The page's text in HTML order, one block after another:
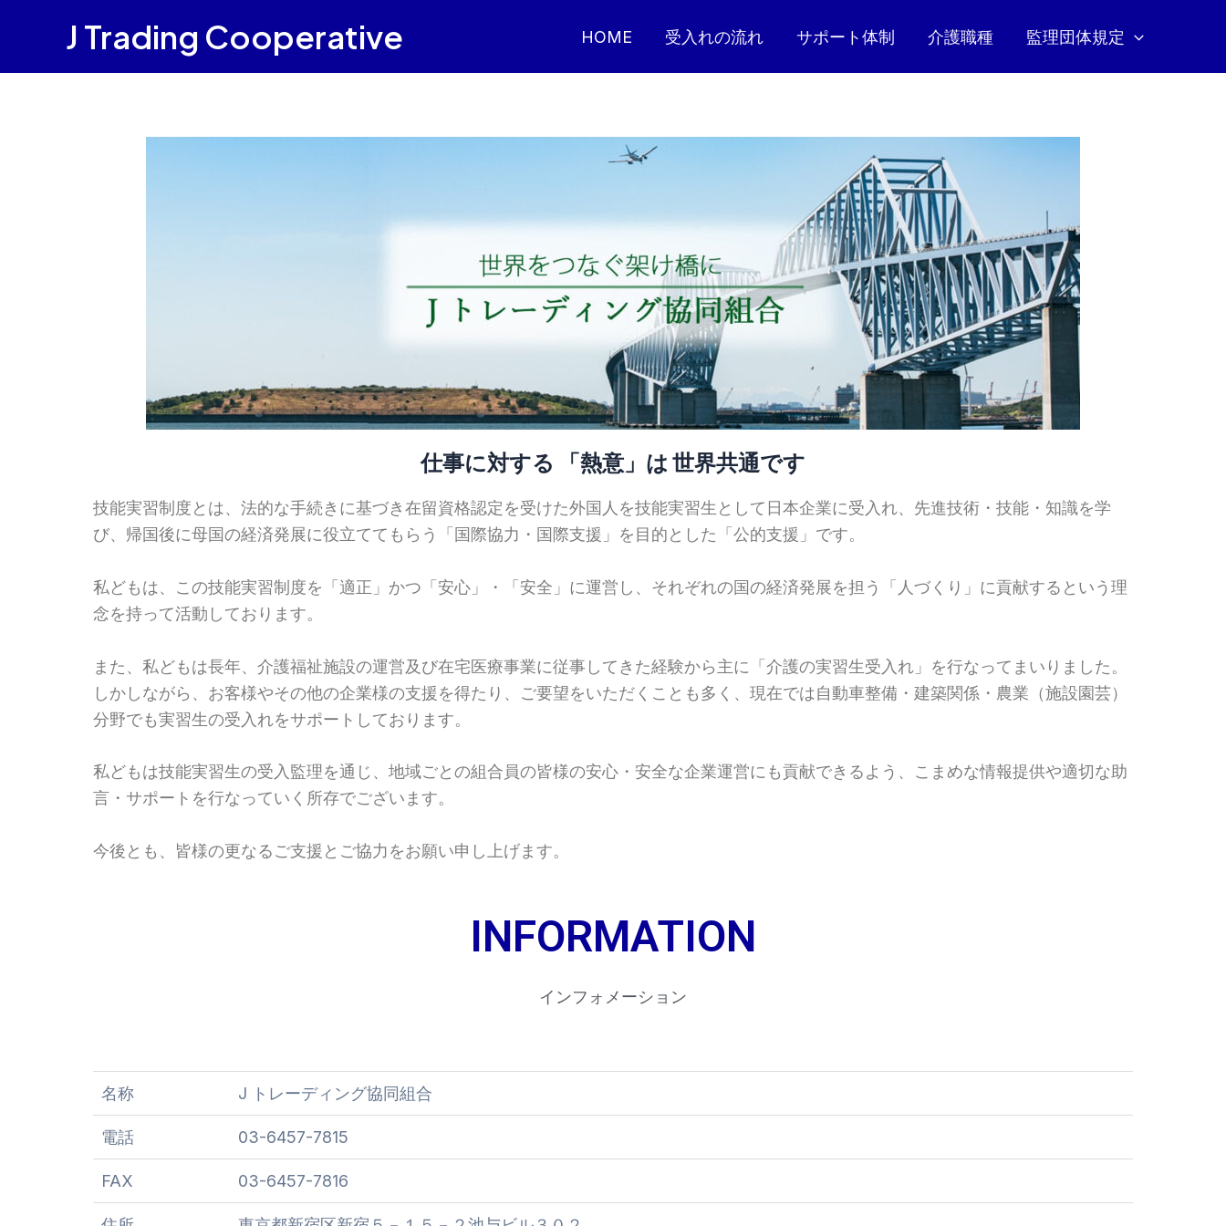
J Trading Cooperative HOME 受入れの流れ サポート体制 介護職種 監理団体規定
仕事に対する 「熱意」は 世界共通です
技能実習制度とは、法的な手続きに基づき在留資格認定を受けた外国人を技能実習生として日本企業に受入れ、先進技術・技能・知識を学
び、帰国後に母国の経済発展に役立ててもらう「国際協力・国際支援」を目的とした「公的支援」です。
私どもは、この技能実習制度を「適正」かつ「安心」・「安全」に運営し、それぞれの国の経済発展を担う「人づくり」に貢献するという理
念を持って活動しております。
また、私どもは長年、介護福祉施設の運営及び在宅医療事業に従事してきた経験から主に「介護の実習生受入れ」を行なってまいりました。
しかしながら、お客様やその他の企業様の支援を得たり、ご要望をいただくことも多く、現在では自動車整備・建築関係・農業（施設園芸）
分野でも実習生の受入れをサポートしております。
私どもは技能実習生の受入監理を通じ、地域ごとの組合員の皆様の安心・安全な企業運営にも貢献できるよう、こまめな情報提供や適切な助
言・サポートを行なっていく所存でございます。
今後とも、皆様の更なるご支援とご協力をお願い申し上げます。
INFORMATION
インフォメーション
名称 J トレーディング協同組合
電話 03-6457-7815
FAX 03-6457-7816